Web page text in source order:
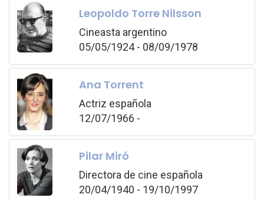
Leopoldo Torre Nilsson
Cineasta argentino
05/05/1924 - 08/09/1978
Ana Torrent
Actriz española
12/07/1966 -
Pilar Miró
Directora de cine española
20/04/1940 - 19/10/1997